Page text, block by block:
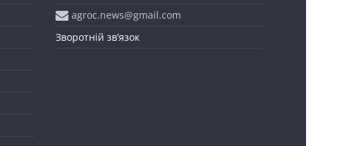
agroc.news@gmail.com
Зворотній зв’язок